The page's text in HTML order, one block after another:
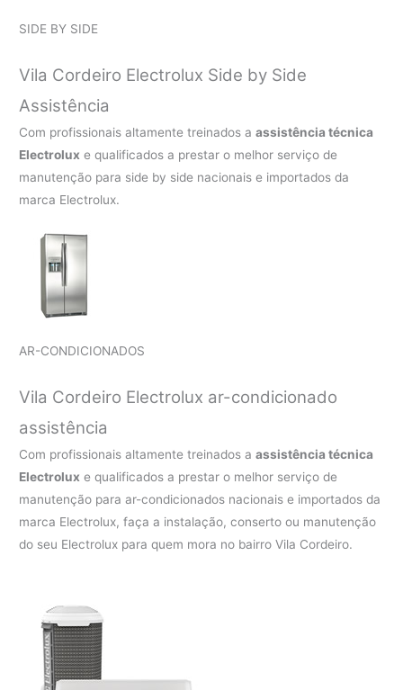
SIDE BY SIDE
Vila Cordeiro Electrolux Side by Side
Assistência
Com profissionais altamente treinados aassistência técnica
Electrolux e qualificados a prestar o melhor serviço de
manutenção para side by side nacionais e importados da
marca Electrolux.
AR-CONDICIONADOS
Vila Cordeiro Electrolux ar-condicionado
assistência
Com profissionais altamente treinados aassistência técnica
Electrolux e qualificados a prestar o melhor serviço de
manutenção para ar-condicionados nacionais e importados da
marca Electrolux, faça a instalação, conserto ou manutenção
do seu Electrolux para quem mora no bairro Vila Cordeiro.